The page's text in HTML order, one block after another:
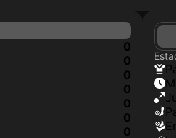
0
0
0
0
0
0
0